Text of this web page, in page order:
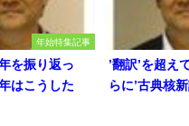
年始特集記事
を振り返っ
はこうした
’翻訳’を超
らに’古典核